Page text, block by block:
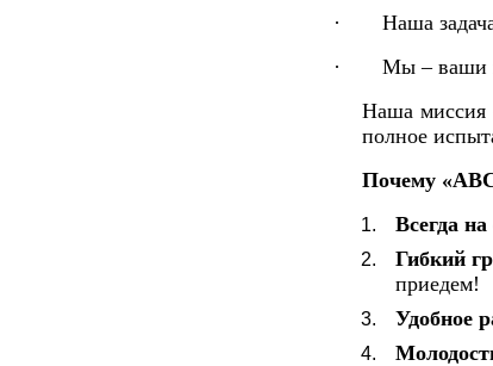
·
Наша
·
Мы – ваши
Наша миссия
полное
Почему
Всегда на
Гибкий
приедем!
Удобное